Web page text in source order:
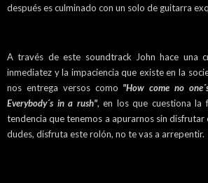
después es culminado con un solo de guitarra
A través de este soundtrack John hace una
inmediatez y la impaciencia que existe en la
nos entrega versos como "How come no
Everybody´s in a rush", en los que cuestiona la
tendencia que tenemos a apurarnos sin disfrutar
dudes, disfruta este rolón, no te vas a arrepentir.